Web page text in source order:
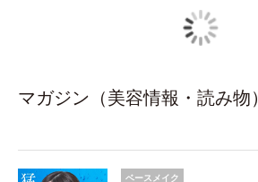
マガジン（美容情報・読み物）
ベースメイク